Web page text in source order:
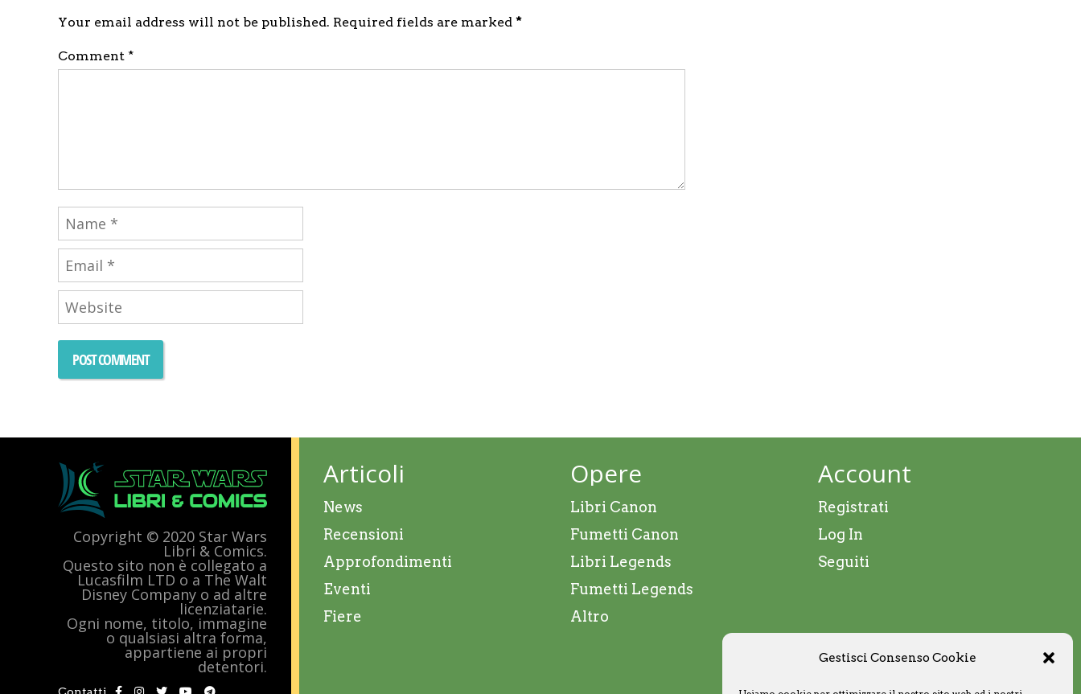
Gestisci Consenso Cookie
Your email address will not be published. Required fields are marked *
Comment *
Copyright © 2020 Star Wars
Libri & Comics.
Questo sito non è collegato a
Lucasfilm LTD o a The Walt
Disney Company o ad altre
licenziatarie.
Ogni nome, titolo, immagine
o qualsiasi altra forma,
appartiene ai propri
detentori.
Contatti
Articoli
News
Recensioni
Approfondimenti
Eventi
Fiere
Opere
Libri Canon
Fumetti Canon
Libri Legends
Fumetti Legends
Altro
Account
Registrati
Log In
Seguiti